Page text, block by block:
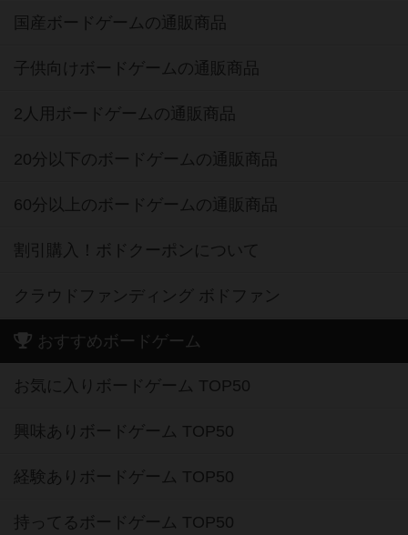
国産ボードゲームの通販商品
子供向けボードゲームの通販商品
2人用ボードゲームの通販商品
20分以下のボードゲームの通販商品
60分以上のボードゲームの通販商品
割引購入！ボドクーポンについて
クラウドファンディング ボドファン
おすすめボードゲーム
お気に入りボードゲーム TOP50
興味ありボードゲーム TOP50
経験ありボードゲーム TOP50
持ってるボードゲーム TOP50